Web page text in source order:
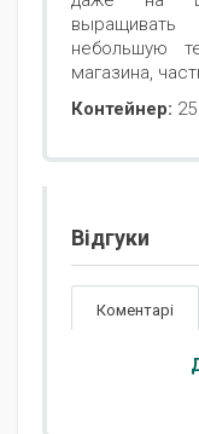
небольшую
магазина,
Контейнер:
Відгуки
Коментарі